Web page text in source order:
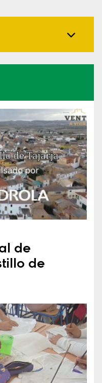
de
de